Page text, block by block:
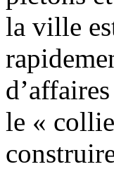
la ville
le «